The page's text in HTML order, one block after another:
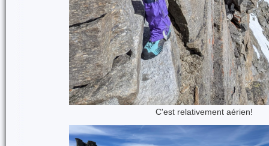
C'est relativement aérien!